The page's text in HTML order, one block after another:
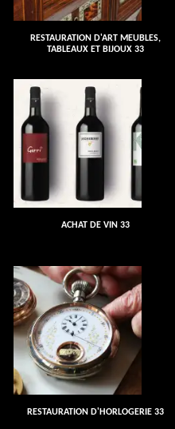
RESTAURATION D'ART MEUBLES,
TABLEAUX ET BIJOUX 33
ACHAT DE VIN 33
RESTAURATION D'HORLOGERIE 33